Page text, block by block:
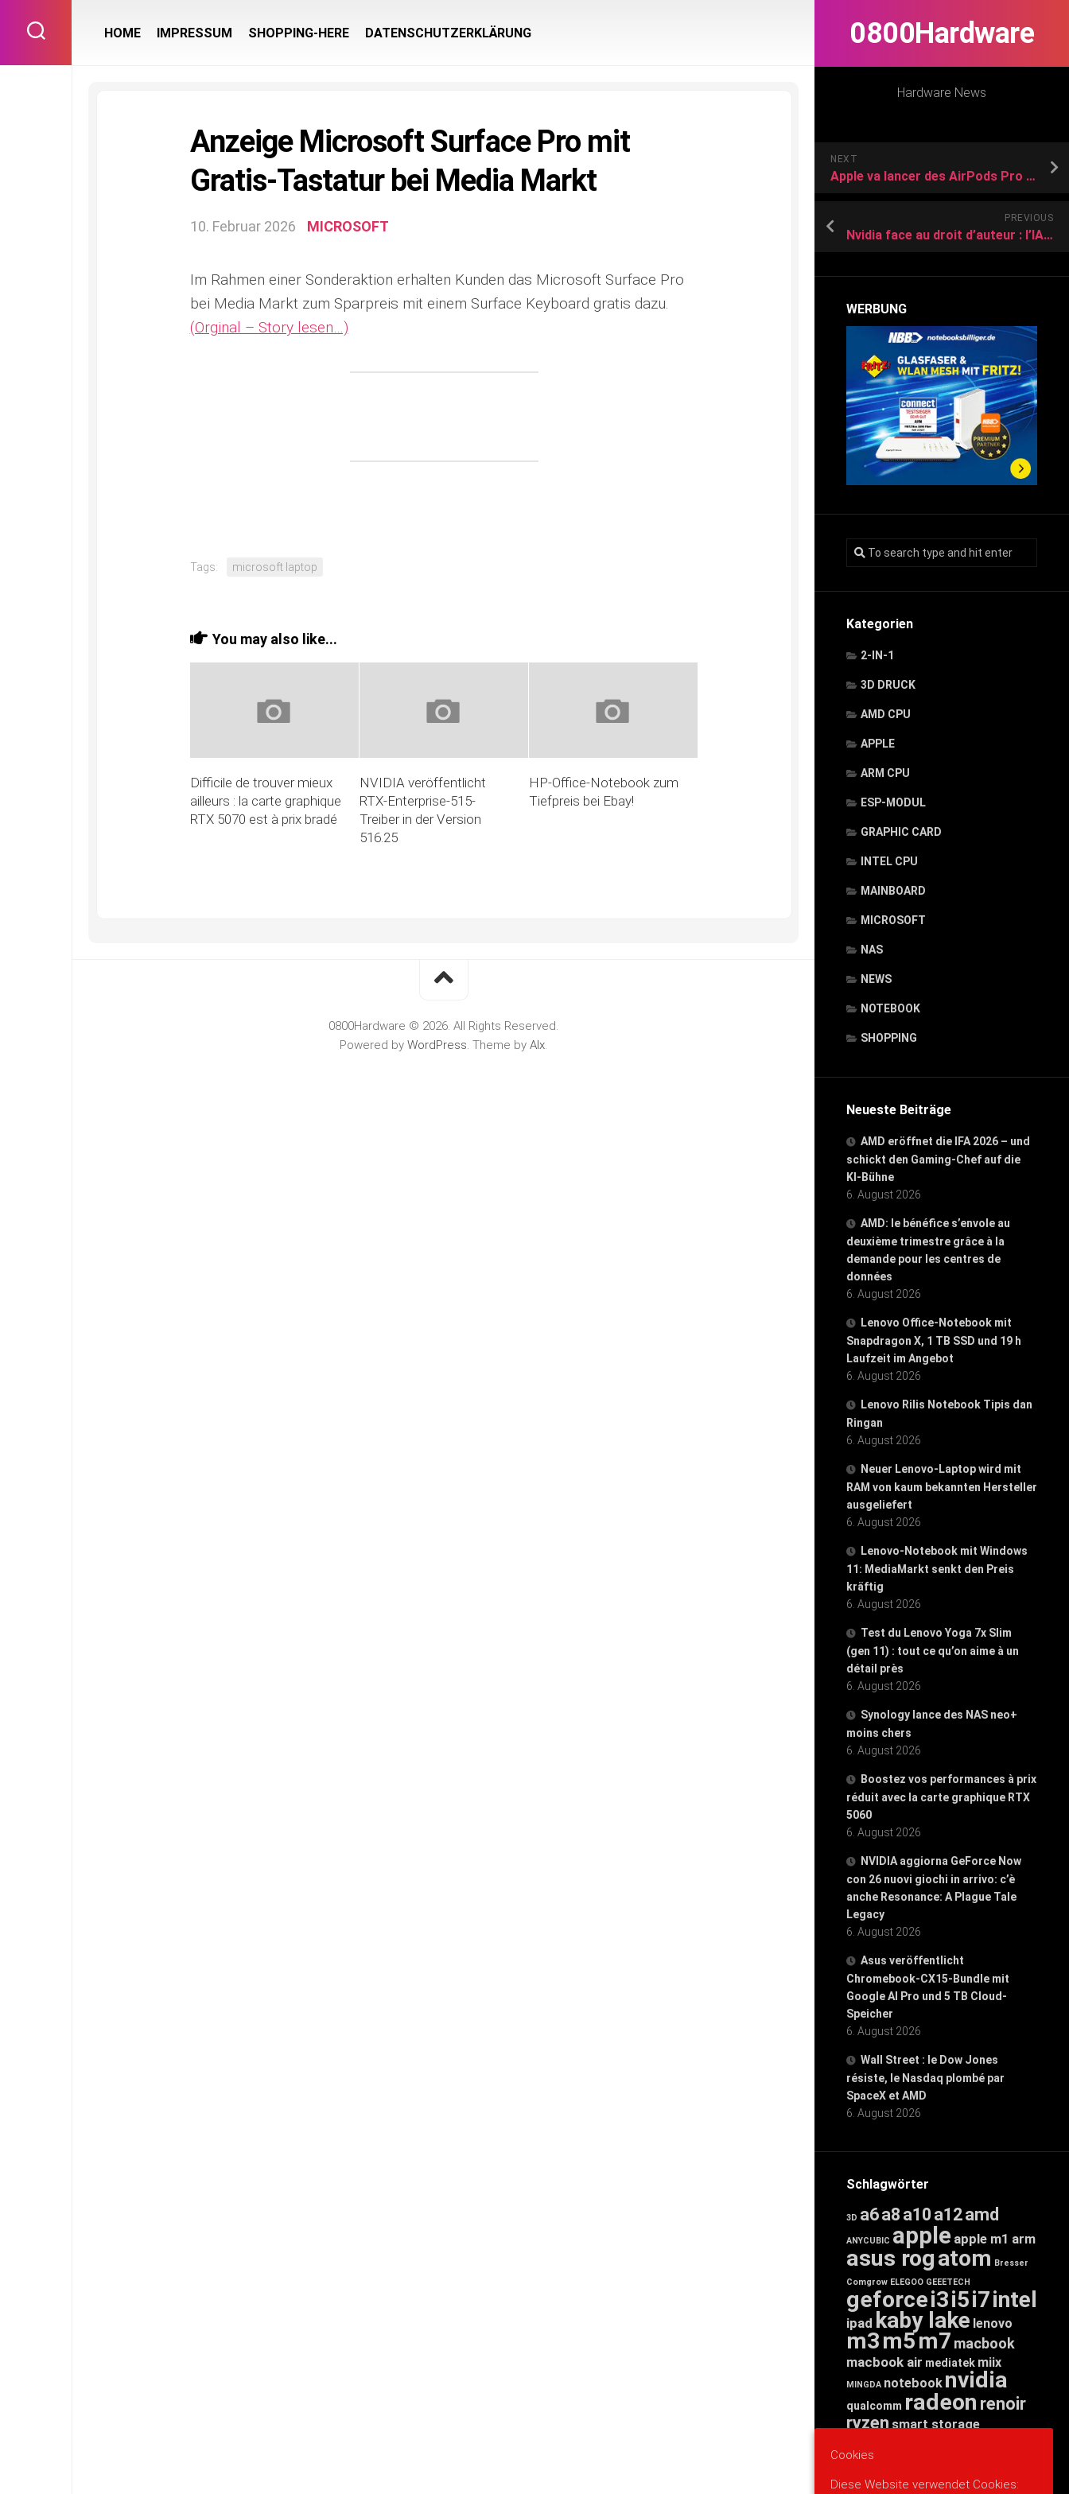
content
0800Hardware
Hardware News
NEXT
Apple va lancer des AirPods Pro 3 avec caméras, mais pour quoi faire
PREVIOUS
Nvidia face au droit d’auteur : l’IA au cœur d’un procès clé
WERBUNG
Kategorien
2-IN-1
3D DRUCK
AMD CPU
APPLE
ARM CPU
ESP-MODUL
GRAPHIC CARD
INTEL CPU
MAINBOARD
MICROSOFT
NAS
NEWS
NOTEBOOK
SHOPPING
Neueste Beiträge
AMD eröffnet die IFA 2026 – und
schickt den Gaming-Chef auf die
KI-Bühne
6. August 2026
AMD: le bénéfice s’envole au
deuxième trimestre grâce à la
demande pour les centres de
données
6. August 2026
Lenovo Office-Notebook mit
Snapdragon X, 1 TB SSD und 19 h
Laufzeit im Angebot
6. August 2026
Lenovo Rilis Notebook Tipis dan
Ringan
6. August 2026
Neuer Lenovo-Laptop wird mit
RAM von kaum bekannten Hersteller
ausgeliefert
6. August 2026
Lenovo-Notebook mit Windows
11: MediaMarkt senkt den Preis
kräftig
6. August 2026
Test du Lenovo Yoga 7x Slim
(gen 11) : tout ce qu’on aime à un
détail près
6. August 2026
Synology lance des NAS neo+
moins chers
6. August 2026
Boostez vos performances à prix
réduit avec la carte graphique RTX
5060
6. August 2026
NVIDIA aggiorna GeForce Now
con 26 nuovi giochi in arrivo: c’è
anche Resonance: A Plague Tale
Legacy
6. August 2026
Asus veröffentlicht
Chromebook-CX15-Bundle mit
Google AI Pro und 5 TB Cloud-
Speicher
6. August 2026
Wall Street : le Dow Jones
résiste, le Nasdaq plombé par
SpaceX et AMD
6. August 2026
Schlagwörter
3D a6a8 a10 a12amd
ANYCUBIC apple apple m1 arm
asus rogatom Bresser
Comgrow ELEGOO GEEETECH
geforcei3i5i7intel
ipad kaby lake lenovo
m3m5m7 macbook
macbook air mediatek miix
MINGDA notebook nvidia
qualcomm radeon renoir
ryzensmart storage
threadripper
HOME IMPRESSUM SHOPPING-HERE DATENSCHUTZERKLÄRUNG
Anzeige Microsoft Surface Pro mit
Gratis-Tastatur bei Media Markt
10. Februar 2026 MICROSOFT
Im Rahmen einer Sonderaktion erhalten Kunden das Microsoft Surface Pro
bei Media Markt zum Sparpreis mit einem Surface Keyboard gratis dazu.
(Orginal – Story lesen…)
Tags: microsoft laptop
You may also like...
Difficile de trouver mieux
ailleurs : la carte graphique
RTX 5070 est à prix bradé
NVIDIA veröffentlicht
RTX-Enterprise-515-
Treiber in der Version
516.25
HP-Office-Notebook zum
Tiefpreis bei Ebay!
0800Hardware © 2026. All Rights Reserved.
Powered by WordPress. Theme by Alx.
Cookies
Diese Website verwendet Cookies: